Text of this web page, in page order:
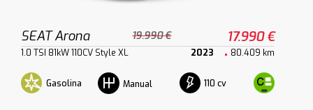
SEAT Arona 19.990 € 17.990 €
1.0 TSI 81kW 110CV Style XL 2023 80.409 km
Gasolina Manual 110 cv